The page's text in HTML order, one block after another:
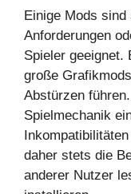
Einige Mods
Anforderungen
Spieler geeignet.
große
Abstürzen
Spielmechanik
daher stets die
anderer Nutzer